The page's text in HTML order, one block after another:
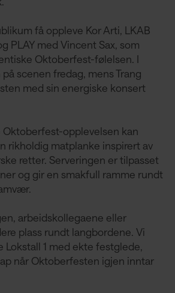
få oppleve Kor Arti, LKAB
PLAY med Vincent Sax, som
Oktoberfest-følelsen. I
scenen fredag, mens Trang
med sin energiske konsert
opplevelsen kan
rikholdig matplanke inspirert av
retter. Serveringen er tilpasset
og gir en smakfull ramme rundt
arbeidskollegaene eller
plass rundt langbordene. Vi
Lokstall 1 med ekte festglede,
når Oktoberfesten igjen inntar